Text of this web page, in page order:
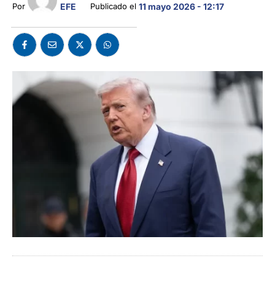
Por EFE Publicado el 11 mayo 2026 - 12:17